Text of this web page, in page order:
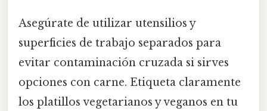
Asegúrate de utilizar utensilios y
superficies de trabajo separados para
evitar contaminación cruzada si sirves
opciones con carne. Etiqueta claramente
los platillos vegetarianos y veganos en tu